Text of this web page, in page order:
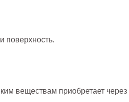
поверхность.
веществам приобретает через